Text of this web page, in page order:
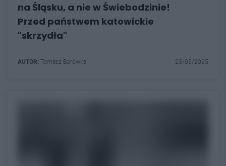
na Śląsku, a nie w Świebodzinie!
Przed państwem katowickie
"skrzydła"
AUTOR: Tomasz Borówka 23/05/2025